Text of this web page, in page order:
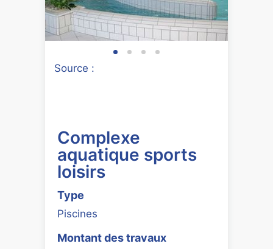
Source :
Complexe
aquatique sports
loisirs
Type
Piscines
Montant des travaux